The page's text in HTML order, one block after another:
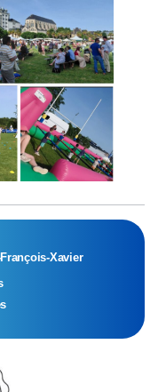
Xavier